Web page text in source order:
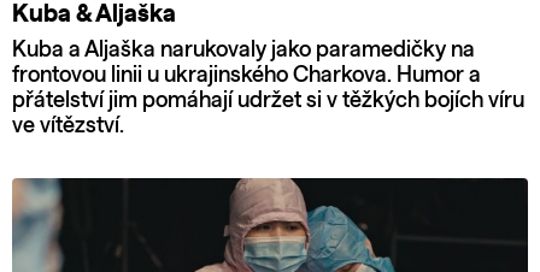
Kuba & Aljaška
Kuba a Aljaška narukovaly jako paramedičky na
frontovou linii u ukrajinského Charkova. Humor a
přátelství jim pomáhají udržet si v těžkých bojích víru
ve vítězství.